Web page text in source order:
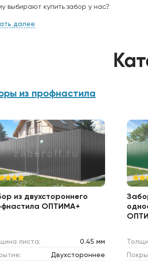
выбирают купить забор у нас?
далее
из профнастила
из двухстороннего
ОПТИМА+
листа:
0.45 мм
Двухстороннее